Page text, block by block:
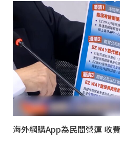
海外網購App為民間營運 收